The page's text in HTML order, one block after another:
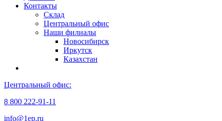
Контакты
Склад
Центральный офис
Наши филиалы
Новосибирск
Иркутск
Казахстан
Центральный офис:
8 800 222-91-11
info@1ep.ru